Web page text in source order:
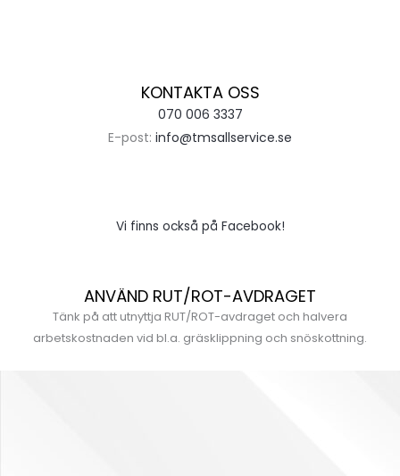
KONTAKTA OSS
070 006 3337
E-post: info@tmsallservice.se
Vi finns också på Facebook!
ANVÄND RUT/ROT-AVDRAGET
Tänk på att utnyttja RUT/ROT-avdraget och halvera
arbetskostnaden vid bl.a. gräsklippning och snöskottning.